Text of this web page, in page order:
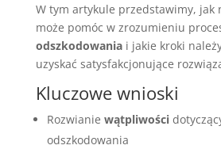
W tym artykule przedstawimy, jak
może pomóc w zrozumieniu
odszkodowaniai jakie kroki
uzyskać satysfakcjonujące
Kluczowe wnioski
Rozwianie wątpliwości
odszkodowania